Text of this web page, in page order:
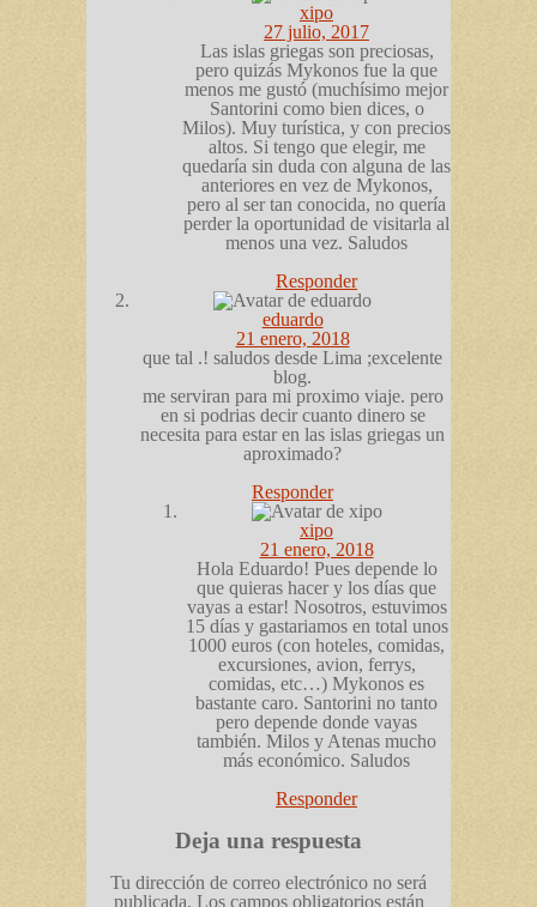
xipo
27 julio, 2017
Las islas griegas son preciosas,
pero quizás Mykonos fue la que
menos me gustó (muchísimo mejor
Santorini como bien dices, o
Milos). Muy turística, y con precios
altos. Si tengo que elegir, me
quedaría sin duda con alguna de las
anteriores en vez de Mykonos,
pero al ser tan conocida, no quería
perder la oportunidad de visitarla al
menos una vez. Saludos
Responder
eduardo
21 enero, 2018
que tal .! saludos desde Lima ;excelente
blog.
me serviran para mi proximo viaje. pero
en si podrias decir cuanto dinero se
necesita para estar en las islas griegas un
aproximado?
Responder
xipo
21 enero, 2018
Hola Eduardo! Pues depende lo
que quieras hacer y los días que
vayas a estar! Nosotros, estuvimos
15 días y gastariamos en total unos
1000 euros (con hoteles, comidas,
excursiones, avion, ferrys,
comidas, etc…) Mykonos es
bastante caro. Santorini no tanto
pero depende donde vayas
también. Milos y Atenas mucho
más económico. Saludos
Responder
Deja una respuesta
Tu dirección de correo electrónico no será
publicada. Los campos obligatorios están